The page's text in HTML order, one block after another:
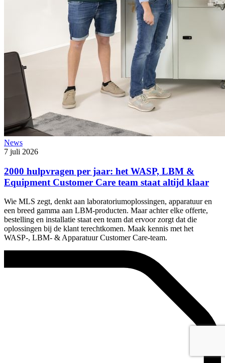
News
7 juli 2026
2000 hulpvragen per jaar: het WASP, LBM &
Equipment Customer Care team staat altijd klaar
Wie MLS zegt, denkt aan laboratoriumoplossingen, apparatuur en
een breed gamma aan LBM-producten. Maar achter elke offerte,
bestelling en installatie staat een team dat ervoor zorgt dat die
oplossingen bij de klant terechtkomen. Maak kennis met het
WASP-, LBM- & Apparatuur Customer Care-team.